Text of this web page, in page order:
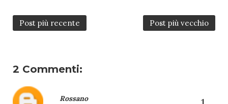
Post più recente Post più vecchio
2 Commenti:
Rossano